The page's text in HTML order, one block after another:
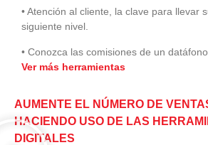
• Atención al cliente, la clave para llevar
siguiente nivel.
• Conozca las comisiones de un datáfono
Ver más herramientas
AUMENTE EL NÚMERO DE
HACIENDO USO DE LAS
DIGITALES